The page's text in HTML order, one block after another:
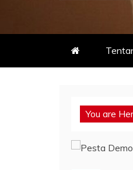
Keadilan Itu
You are